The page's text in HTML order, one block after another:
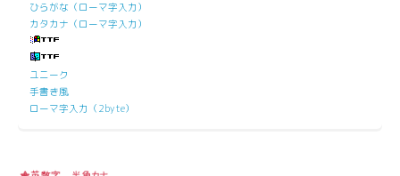
ひらがな（ローマ字入力）
カタカナ（ローマ字入力）
ユニーク
手書き風
ローマ字入力（2byte）